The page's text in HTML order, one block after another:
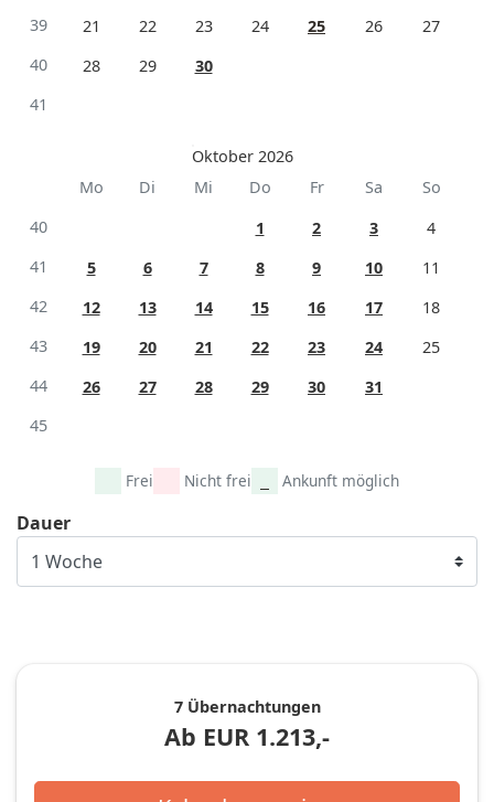
39
21 22 23 24 25 26
27
40
28 29
30
41
Oktober 2026
Mo
Di Mi Do Fr Sa
So
40
1 2 3
4
41
5 6 7 8 9 10
11
42
12 13 14 15 16 17
18
43
19 20 21 22 23 24
25
44
26 27 28 29 30
31
45
Frei Nicht frei Ankunft möglich
Dauer
7 Übernachtungen
Ab EUR 1.213,-